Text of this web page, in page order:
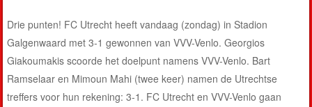
Drie punten! FC Utrecht heeft vandaag (zondag) in Stadion
Galgenwaard met 3-1 gewonnen van VVV-Venlo. Georgios
Giakoumakis scoorde het doelpunt namens VVV-Venlo. Bart
Ramselaar en Mimoun Mahi (twee keer) namen de Utrechtse
treffers voor hun rekening: 3-1. FC Utrecht en VVV-Venlo gaan